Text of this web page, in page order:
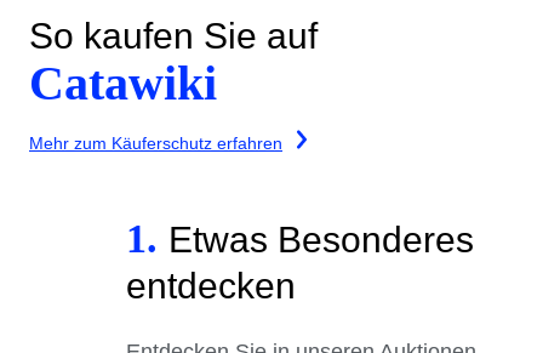
So kaufen Sie auf
Catawiki
Mehr zum Käuferschutz erfahren
1. Etwas Besonderes
entdecken